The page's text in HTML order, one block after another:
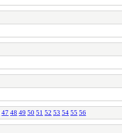
47 48 49 50 51 52 53 54 55 56